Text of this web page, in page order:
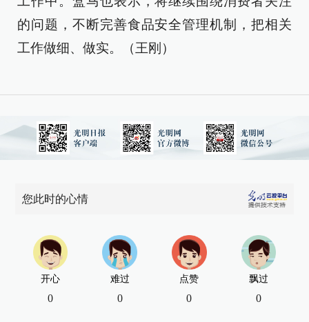
的问题，不断完善食品安全管理机制，把相关
工作做细、做实。（王刚）
您此时的心情
开心
0
难过
0
点赞
0
飘过
0